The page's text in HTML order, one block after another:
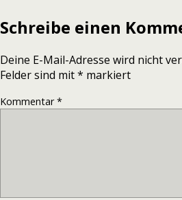
Schreibe einen
Deine E-Mail-Adresse wird nicht
Felder sind mit* markiert
Kommentar*